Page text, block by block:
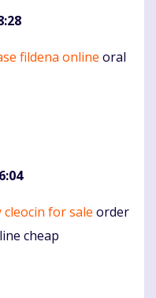
fildena online oral
cleocin for sale order
cheap